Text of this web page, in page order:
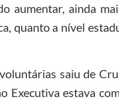
aumentar, ainda
quanto a nível
saiu de
Executiva estava